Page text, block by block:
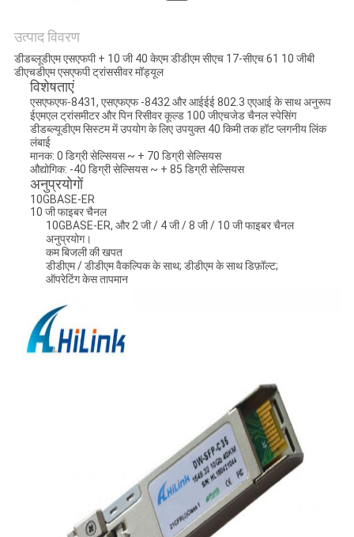
उत्पाद विवरण
डीडब्लूडीएम एसएफपी + 10 जी 40 केएम डीडीएम सीएच 17-सीएच 61 10 जीबी
डीएचडीएम एसएफपी ट्रांससीवर मॉड्यूल
विशेषताएं
एसएफएफ-8431, एसएफएफ -8432 और आईईई 802.3 एएआई के साथ अनुरूप
ईएमएलट्रांसमीटर और पिन रिसीवर कूल्ड 100 जीएचजेडचैनल स्पेसिंग
डीडब्ल्यूडीएम सिस्टम में उपयोग के लिए उपयुक्त 40 किमी तकहॉट प्लगनीयलिंक
लंबाई
मानक: 0 डिग्री सेल्सियस ~ + 70 डिग्री सेल्सियस
औद्योगिक: -40 डिग्री सेल्सियस ~ + 85 डिग्री सेल्सियस
अनुप्रयोगों
10GBASE-ER
10 जी फाइबर चैनल
10GBASE-ER, और 2 जी / 4 जी / 8 जी / 10 जी फाइबर चैनल
अनुप्रयोग।
कम बिजली की खपत
डीडीएम / डीडीएम वैकल्पिक के साथ; डीडीएम के साथ डिफ़ॉल्ट;
ऑपरेटिंग केस तापमान